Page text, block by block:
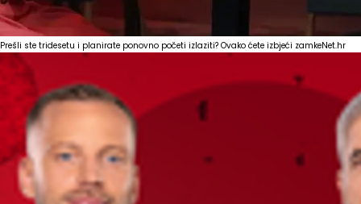
Prešli ste tridesetu i planirate ponovno početi izlaziti? Ovako ćete izbjeći zamkeNet.hr